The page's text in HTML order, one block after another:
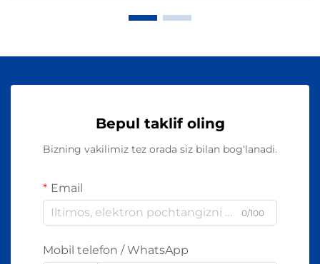
Bepul taklif oling
Bizning vakilimiz tez orada siz bilan bog‘lanadi.
Email
0/100
Mobil telefon / WhatsApp